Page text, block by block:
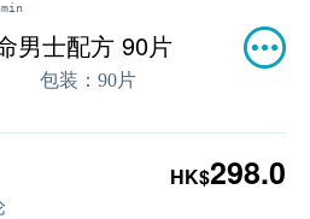
男士配方 90片
包装： 90片
HK$298.0